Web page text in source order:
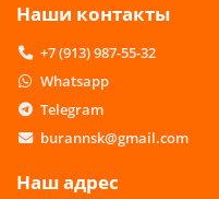
Наши контакты
+7 (913) 987-55-32
Whatsapp
Telegram
burannsk@gmail.com
Наш адрес